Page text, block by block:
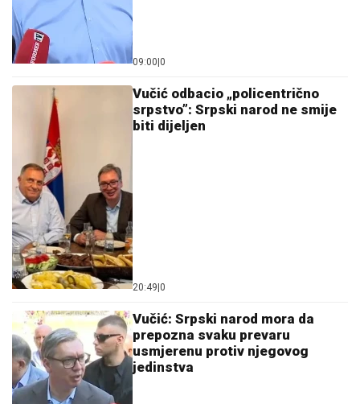
09:00 0
Vučić odbacio „policentrično
srpstvo”: Srpski narod ne smije
biti dijeljen
20:49 0
Vučić: Srpski narod mora da
prepozna svaku prevaru
usmjerenu protiv njegovog
jedinstva